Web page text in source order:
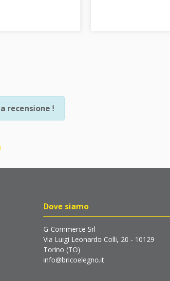
recensione !
Dove siamo
G-Commerce Srl
Via Luigi Leonardo Colli, 20 - 10129
Torino (TO)
info@bricoelegno.it